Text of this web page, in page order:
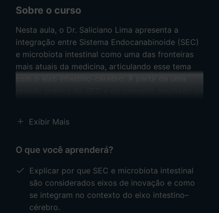
Sobre o curso
Nesta aula, o Dr. Saliciano Lima apresenta a
integração entre Sistema Endocanabinoide (SEC)
e microbiota intestinal como uma das fronteiras
mais atuais da medicina, articulando esse tema
com o eixo intestino-cérebro. A partir de uma
permeabilidade intestinal, sinalização vagal e
Em seguida, discute evidências clínicas
envolvendo OEA (oleoiletanolamida) e sua relação
com saciedade, GLP-1, integridade de barreira
intestinal e modulação de bactérias associadas a
Exibir Mais
O que você aprenderá?
Explicar por que SEC e microbiota intestinal
são considerados eixos de inovação e como
se integram no contexto do eixo intestino–
cérebro.